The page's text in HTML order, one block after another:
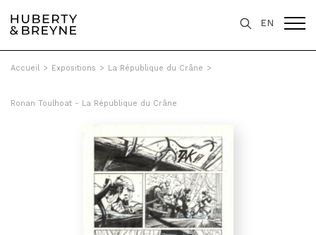
EN
Accueil > Expositions > La République du Crâne >
Ronan Toulhoat - La République du Crâne